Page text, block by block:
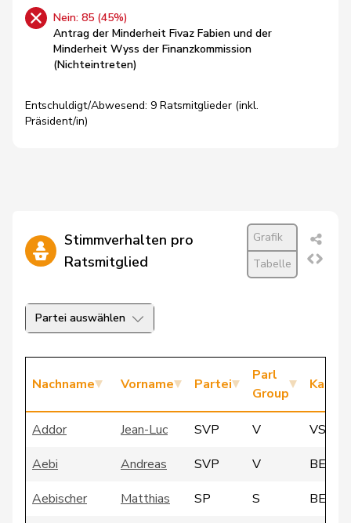
Nein: 85 (45%)
Antrag der Minderheit Fivaz Fabien und der
Minderheit Wyss der Finanzkommission
(Nichteintreten)
Entschuldigt/Abwesend: 9 Ratsmitglieder (inkl.
Präsident/in)
Stimmverhalten pro
Ratsmitglied
Grafik
Tabelle
Partei auswählen
Nachname Vorname Partei
Parl
Group
Addor Jean-Luc SVP V
VS
Aebi
Andreas SVP V
BE
Aebischer
Matthias SP S
BE